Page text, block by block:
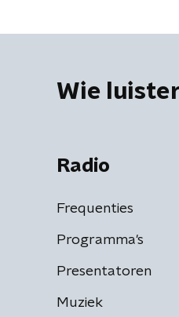
Wie
Radio
Frequenties
Programma's
Presentatoren
Muziek